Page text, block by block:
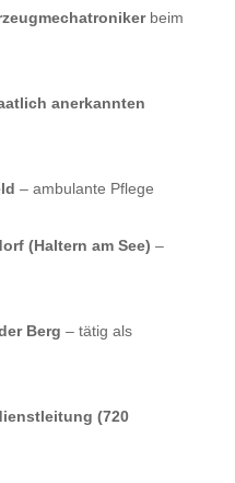
beim
anerkannten
– ambulante Pflege
(Haltern am See) –
Berg – tätig als
(720